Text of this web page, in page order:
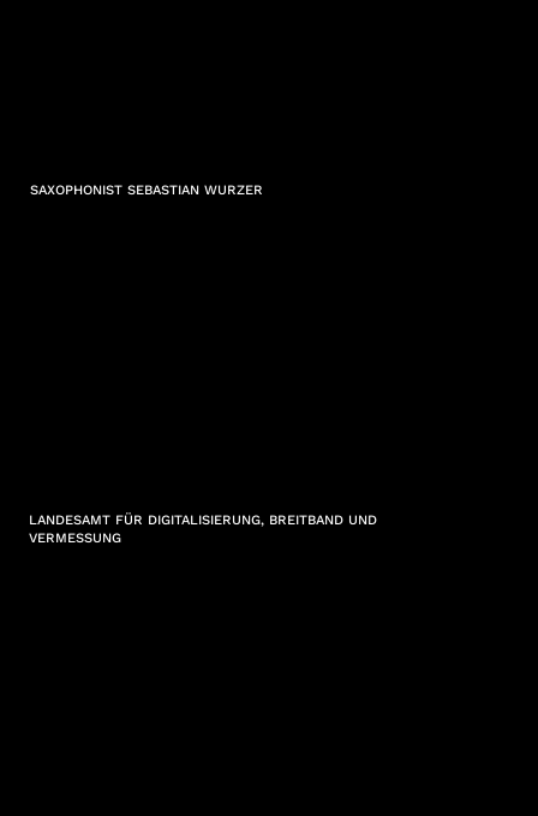
SAXOPHONIST SEBASTIAN WURZER
LANDESAMT FÜR DIGITALISIERUNG, BREITBAND UND
VERMESSUNG